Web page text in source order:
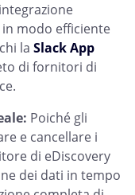
modo efficiente
la Slack App
di fornitori di
Poiché gli
e cancellare i
di eDiscovery
dei dati in tempo